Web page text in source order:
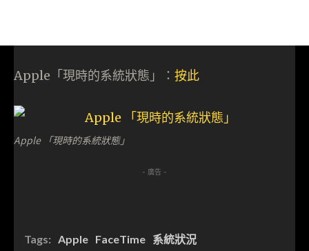
Apple「現時的系統狀態」： 按此
Apple 「現時的系統狀態」
- 廣告 -
Tags: Apple FaceTime 系統狀況